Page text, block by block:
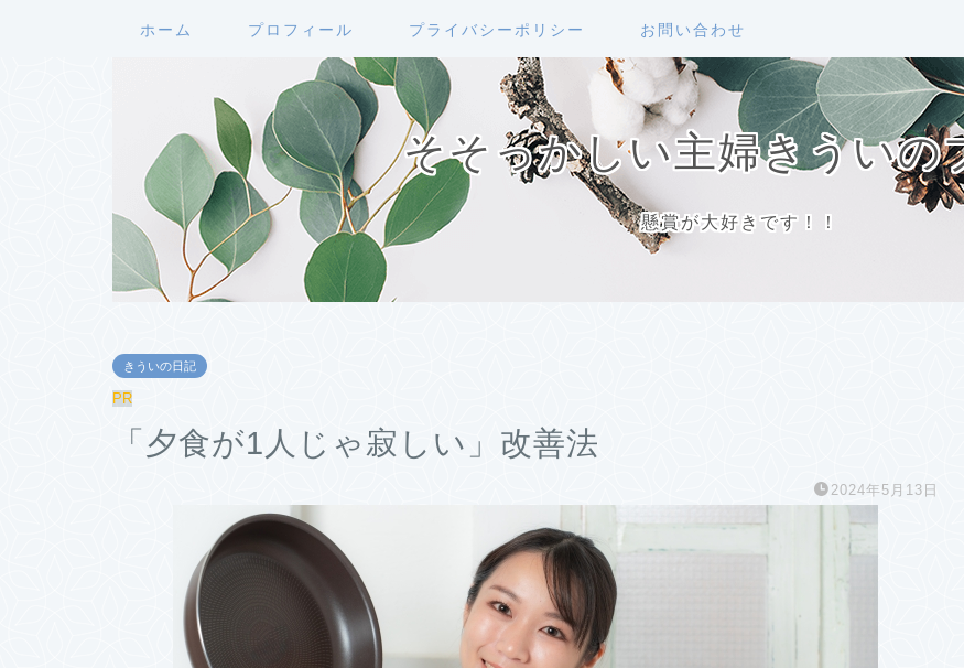
ホーム プロフィール プライバシーポリシー お問い合わせ
そそっかしい主婦きういの
懸賞が大好きです！！
きういの日記
PR
「夕食が1人じゃ寂しい」改善法
2024年5月13日